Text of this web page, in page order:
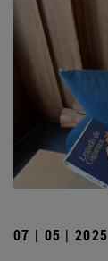
07 | 05 | 2025